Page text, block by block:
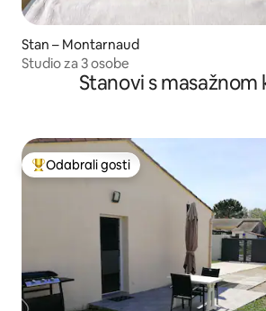
Stan – Montarnaud
Studio za 3 osobe
Stanovi s masažnom
Među najviše rangiranima s oznakom
Odabrali gosti